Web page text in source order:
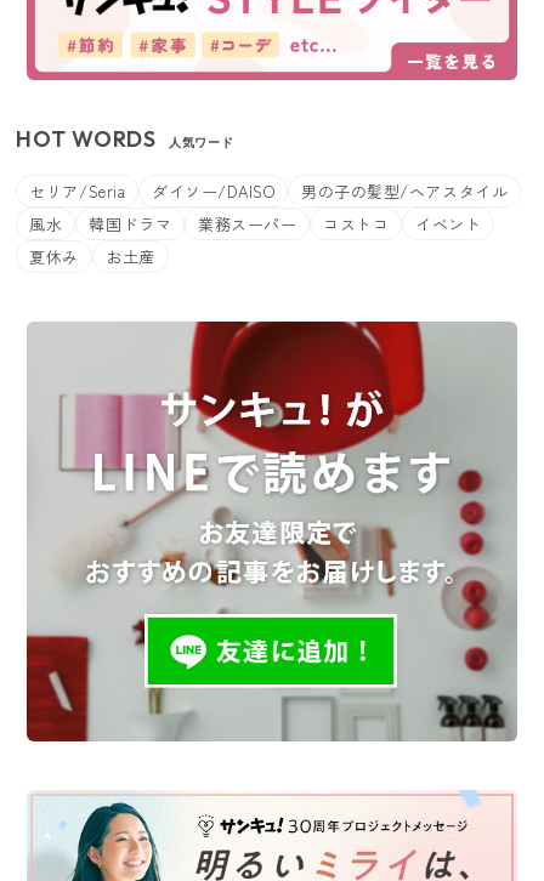
HOT WORDS 人気ワード
セリア/Seria ダイソー/DAISO
男の子の髪型/ヘアスタイル
風水
韓国ドラマ 業務スーパー コストコ
イベント
夏休み
お土産